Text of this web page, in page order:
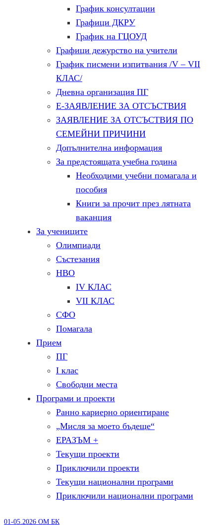
График консултации
Графици ДКРУ
График на ГЦОУД
Графици дежурство на учители
График писмени изпитвания /V – VII
КЛАС/
Дневна организация ПГ
Е-ЗАЯВЛЕНИЕ ЗА ОТСЪСТВИЯ
ЗАЯВЛЕНИЕ ЗА ОТСЪСТВИЯ ПО
СЕМЕЙНИ ПРИЧИНИ
Допълнителна информация
За предстоящата учебна година
Необходими учебни помагала и
пособия
Книги за прочит през лятната
ваканция
За учениците
Олимпиади
Състезания
НВО
IV КЛАС
VII КЛАС
СФО
Помагала
Прием
ПГ
I клас
Свободни места
Програми и проекти
Ранно кариерно ориентиране
„Мисля за моето бъдеще“
ЕРАЗЪМ +
Текущи проекти
Приключили проекти
Текущи национални програми
Приключили национални програми
01-05.2026 ОМ БК